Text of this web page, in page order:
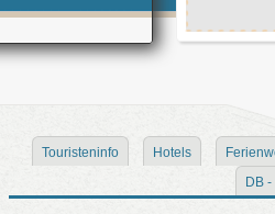
Touristeninfo Hotels
DB